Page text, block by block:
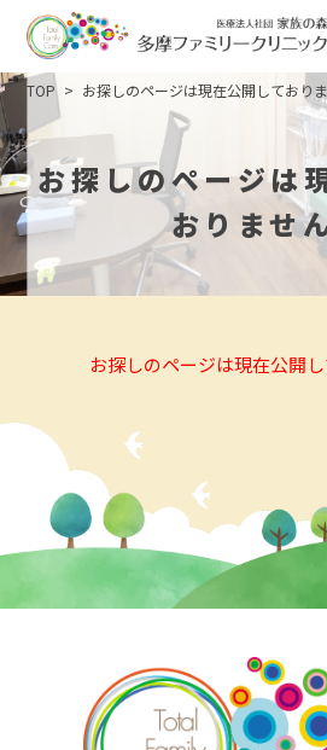
TOP お探しのページは現在公開しておりま
お探しのページは
おりませ
お探しのページは現在公開し